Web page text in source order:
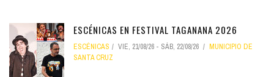
ESCÉNICAS EN FESTIVAL TAGANANA 2026
ESCÉNICAS VIE, 21/08/26 - SÁB, 22/08/26
MUNICIPIO DE
SANTA CRUZ